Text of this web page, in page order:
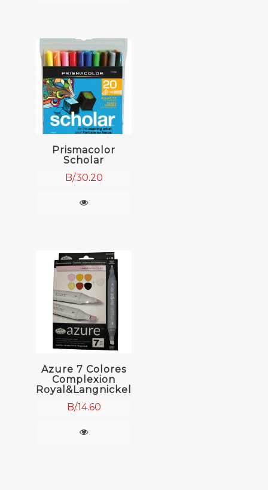
Prismacolor
Scholar
B/.30.20
Azure 7 Colores
Complexion
Royal&Langnickel
B/.14.60